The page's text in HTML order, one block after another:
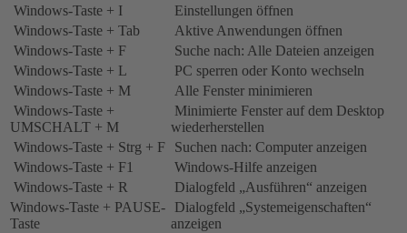
Windows-Taste + I
Einstellungen öffnen
Windows-Taste + Tab
Aktive Anwendungen öffnen
Windows-Taste + F
Suche nach: Alle Dateien anzeigen
Windows-Taste + L
PC sperren oder Konto wechseln
Windows-Taste + M
Alle Fenster minimieren
Windows-Taste +
UMSCHALT + M
Minimierte Fenster auf dem Desktop
wiederherstellen
Windows-Taste + Strg + F
Suchen nach: Computer anzeigen
Windows-Taste + F1
Windows-Hilfe anzeigen
Windows-Taste + R
Dialogfeld „Ausführen“ anzeigen
Windows-Taste + PAUSE-
Taste
Dialogfeld „Systemeigenschaften“
anzeigen